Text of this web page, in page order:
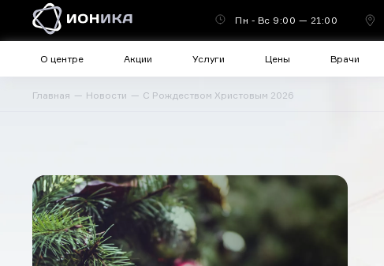
Главная Новости С Рождеством Христовым 2026
Пн - Вс 9:00 — 21:00
О центре Акции Услуги Цены Врачи